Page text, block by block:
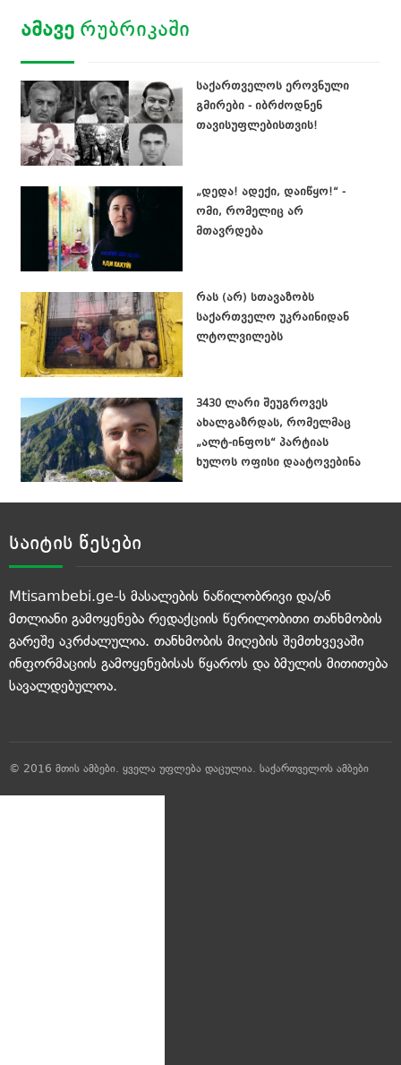
ᲐᲛᲐᲕᲔ ᲠᲣᲑᲠᲘᲙᲐᲨᲘ
საქართველოს ეროვნული
გმირები - იბრძოდნენ
თავისუფლებისთვის!
„დედა! ადექი, დაიწყო!“ -
ომი, რომელიც არ
მთავრდება
რას (არ) სთავაზობს
საქართველო უკრაინიდან
ლტოლვილებს
3430 ლარი შეუგროვეს
ახალგაზრდას, რომელმაც
„ალტ-ინფოს“ პარტიას
ხულოს ოფისი დაატოვებინა
საიტის წესები
Mtisambebi.ge-ს მასალების ნაწილობრივი და/ან
მთლიანი გამოყენება რედაქციის წერილობითი თანხმობის
გარეშე აკრძალულია. თანხმობის მიღების შემთხვევაში
ინფორმაციის გამოყენებისას წყაროს და ბმულის მითითება
სავალდებულოა.
© 2016 მთის ამბები. ყველა უფლება დაცულია. საქართველოს ამბები